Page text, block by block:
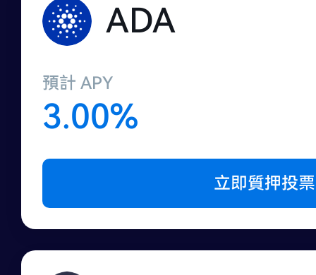
ADA
預計 APY
3.00%
立即質押投票